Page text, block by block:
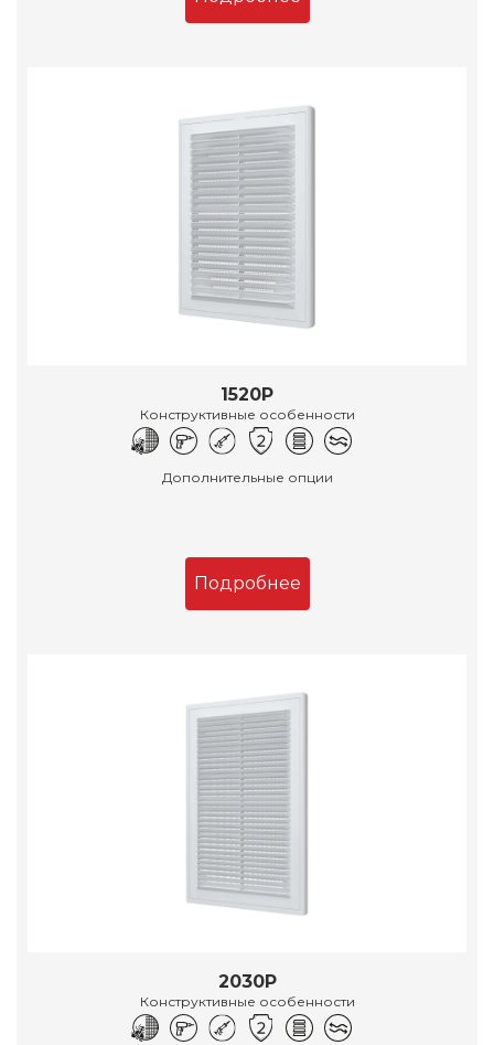
1520Р
Конструктивные особенности
Дополнительные опции
Подробнее
2030Р
Конструктивные особенности